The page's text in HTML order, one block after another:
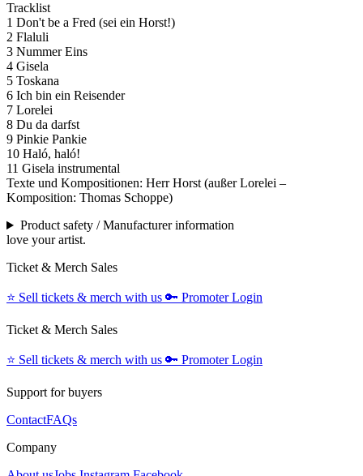
Tracklist
1 Don't be a Fred (sei ein Horst!)
2 Flaluli
3 Nummer Eins
4 Gisela
5 Toskana
6 Ich bin ein Reisender
7 Lorelei
8 Du da darfst
9 Pinkie Pankie
10 Haló, haló!
11 Gisela instrumental
Texte und Kompositionen: Herr Horst (außer Lorelei –
Komposition: Thomas Schoppe)
Product safety / Manufacturer information
love your artist.
Ticket & Merch Sales
⭐️ Sell tickets & merch with us 🔑 Promoter Login
Ticket & Merch Sales
⭐️ Sell tickets & merch with us 🔑 Promoter Login
Support for buyers
ContactFAQs
Company